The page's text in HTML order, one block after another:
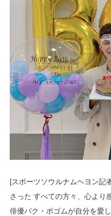
[スポーツソウルナムヘヨン記
さった すべての方々、心より
俳優パク・ボゴムが自分を愛